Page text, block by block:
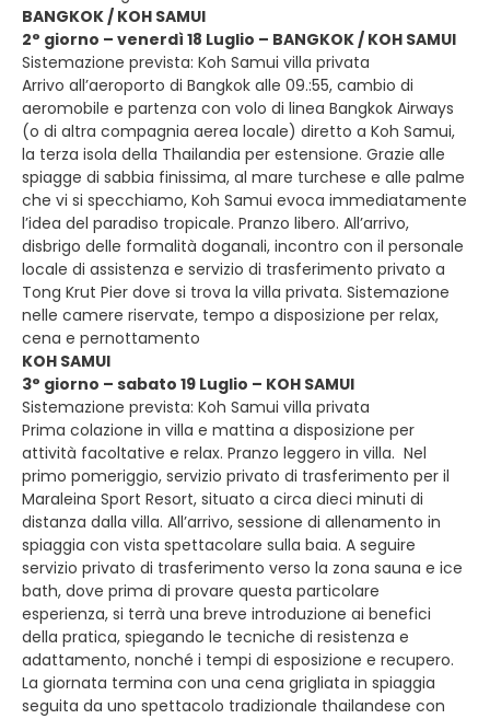
BANGKOK / KOH SAMUI
2° giorno – venerdì 18 Luglio – BANGKOK / KOH SAMUI
Sistemazione prevista: Koh Samui villa privata
Arrivo all’aeroporto di Bangkok alle 09.:55, cambio di
aeromobile e partenza con volo di linea Bangkok Airways
(o di altra compagnia aerea locale) diretto a Koh Samui,
la terza isola della Thailandia per estensione. Grazie alle
spiagge di sabbia finissima, al mare turchese e alle palme
che vi si specchiamo, Koh Samui evoca immediatamente
l’idea del paradiso tropicale. Pranzo libero. All’arrivo,
disbrigo delle formalità doganali, incontro con il personale
locale di assistenza e servizio di trasferimento privato a
Tong Krut Pier dove si trova la villa privata. Sistemazione
nelle camere riservate, tempo a disposizione per relax,
cena e pernottamento
KOH SAMUI
3° giorno – sabato 19 Luglio – KOH SAMUI
Sistemazione prevista: Koh Samui villa privata
Prima colazione in villa e mattina a disposizione per
attività facoltative e relax. Pranzo leggero in villa. Nel
primo pomeriggio, servizio privato di trasferimento per il
Maraleina Sport Resort, situato a circa dieci minuti di
distanza dalla villa. All’arrivo, sessione di allenamento in
spiaggia con vista spettacolare sulla baia. A seguire
servizio privato di trasferimento verso la zona sauna e ice
bath, dove prima di provare questa particolare
esperienza, si terrà una breve introduzione ai benefici
della pratica, spiegando le tecniche di resistenza e
adattamento, nonché i tempi di esposizione e recupero.
La giornata termina con una cena grigliata in spiaggia
seguita da uno spettacolo tradizionale thailandese con